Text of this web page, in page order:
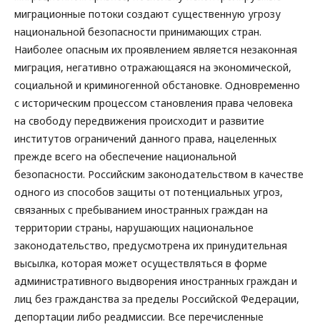
миграционные потоки создают существенную угрозу
национальной безопасности принимающих стран.
Наиболее опасным их проявлением является незаконная
миграция, негативно отражающаяся на экономической,
социальной и криминогенной обстановке. Одновременно
с историческим процессом становления права человека
на свободу передвижения происходит и развитие
институтов ограничений данного права, нацеленных
прежде всего на обеспечение национальной
безопасности. Российским законодательством в качестве
одного из способов защиты от потенциальных угроз,
связанных с пребыванием иностранных граждан на
территории страны, нарушающих национальное
законодательство, предусмотрена их принудительная
высылка, которая может осуществляться в форме
административного выдворения иностранных граждан и
лиц без гражданства за пределы Российской Федерации,
депортации либо реадмиссии. Все перечисленные